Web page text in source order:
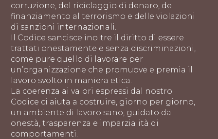
corruzione, del riciclaggio di denaro, del
finanziamento al terrorismo e delle violazioni
di sanzioni internazionali.
Il Codice sancisce inoltre il diritto di essere
trattati onestamente e senza discriminazioni,
come pure quello di lavorare per
un’organizzazione che promuove e premia il
lavoro svolto in maniera etica.
La coerenza ai valori espressi dal nostro
Codice ci aiuta a costruire, giorno per giorno,
un ambiente di lavoro sano, guidato da
onestà, trasparenza e imparzialità di
comportamenti.